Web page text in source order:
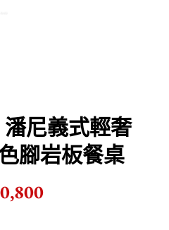
尼義式輕奢
腳岩板餐桌